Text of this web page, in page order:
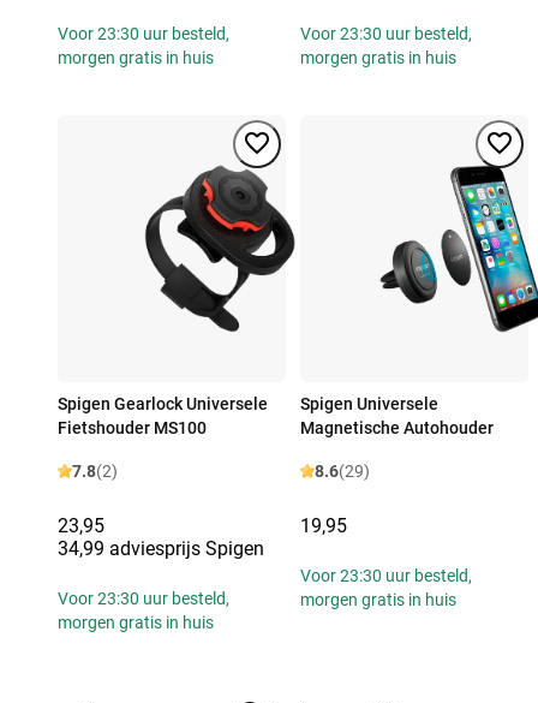
Voor 23:30 uur besteld,
morgen gratis in huis
Voor 23:30 uur besteld,
morgen gratis in huis
Spigen Gearlock Universele
Fietshouder MS100
7.8(2)
23,95
34,99 adviesprijs Spigen
Voor 23:30 uur besteld,
morgen gratis in huis
Spigen Universele
Magnetische Autohouder
8.6(29)
19,95
Voor 23:30 uur besteld,
morgen gratis in huis